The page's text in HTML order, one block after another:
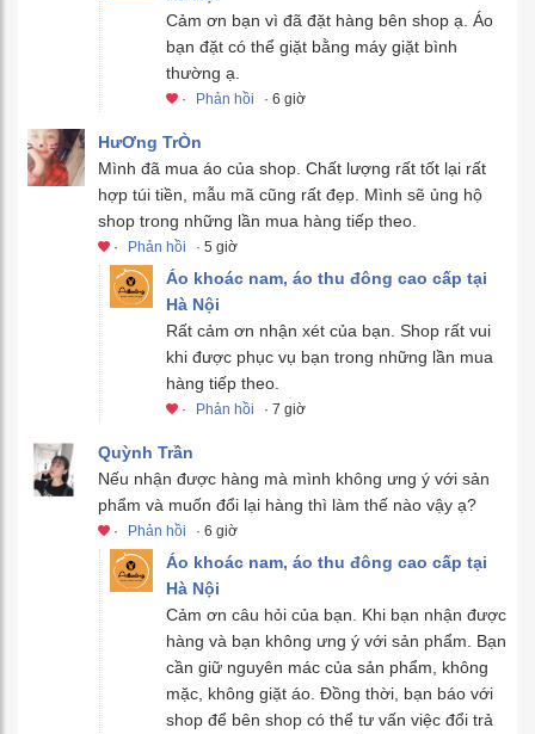
Cảm ơn bạn vì đã đặt hàng bên shop ạ. Áo
bạn đặt có thể giặt bằng máy giặt bình
thường ạ.
· Phản hồi · 6 giờ
HưƠng TrÒn
Mình đã mua áo của shop. Chất lượng rất tốt lại rất
hợp túi tiền, mẫu mã cũng rất đẹp. Mình sẽ ủng hộ
shop trong những lần mua hàng tiếp theo.
· Phản hồi · 5 giờ
Áo khoác nam, áo thu đông cao cấp tại
Hà Nội
Rất cảm ơn nhận xét của bạn. Shop rất vui
khi được phục vụ bạn trong những lần mua
hàng tiếp theo.
· Phản hồi · 7 giờ
Quỳnh Trần
Nếu nhận được hàng mà mình không ưng ý với sản
phẩm và muốn đổi lại hàng thì làm thế nào vậy ạ?
· Phản hồi · 6 giờ
Áo khoác nam, áo thu đông cao cấp tại
Hà Nội
Cảm ơn câu hỏi của bạn. Khi bạn nhận được
hàng và bạn không ưng ý với sản phẩm. Bạn
cần giữ nguyên mác của sản phẩm, không
mặc, không giặt áo. Đồng thời, bạn báo với
shop để bên shop có thể tư vấn việc đổi trả